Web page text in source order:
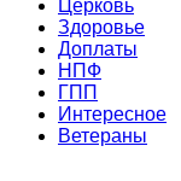
Церковь
Здоровье
Доплаты
НПФ
ГПП
Интересное
Ветераны